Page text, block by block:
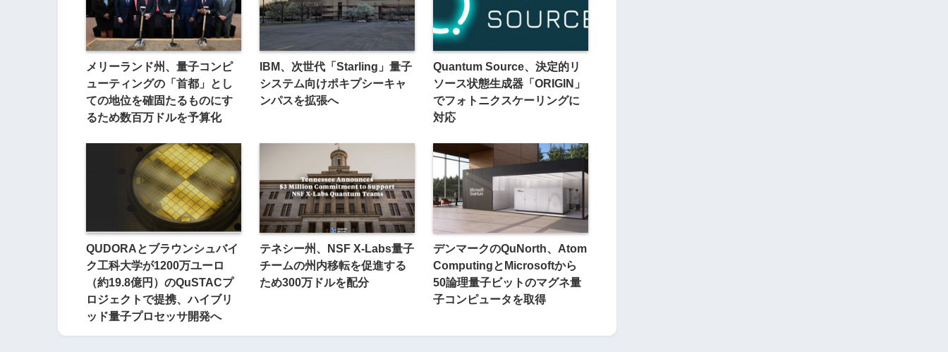
メリーランド州、量子コンピ
ューティングの「首都」とし
ての地位を確固たるものにす
るため数百万ドルを予算化
IBM、次世代「Starling」量子
システム向けポキプシーキャ
ンパスを拡張へ
Quantum Source、決定的リ
ソース状態生成器「ORIGIN」
でフォトニクスケーリングに
対応
QUDORAとブラウンシュバイ
ク工科大学が1200万ユーロ
（約19.8億円）のQuSTACプ
ロジェクトで提携、ハイブリ
ッド量子プロセッサ開発へ
テネシー州、NSF X-Labs量子
チームの州内移転を促進する
ため300万ドルを配分
デンマークのQuNorth、Atom
ComputingとMicrosoftから
50論理量子ビットのマグネ量
子コンピュータを取得